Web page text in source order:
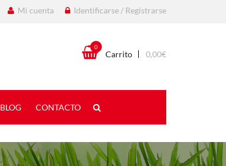
Mi cuenta Identificarse / Registrarse
0
Carrito 0,00€
BLOG CONTACTO